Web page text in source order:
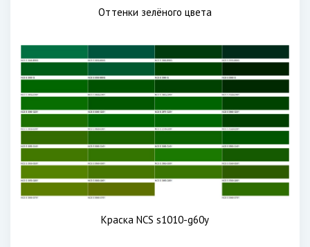
Оттенки зелёного цвета
Краска NCS s1010-g60y